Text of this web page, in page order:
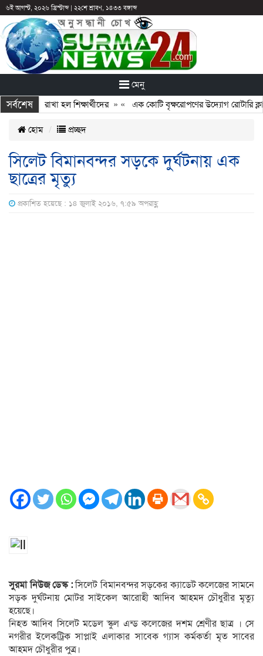
৬ই আগস্ট, ২০২৬ খ্রিস্টাব্দ| ২২শে শ্রাবণ, ১৪৩৩ বঙ্গাব্দ
মেনু
সর্বশেষ
আটকে রাখা হল শিক্ষার্থীদের» «এক কোটি বৃক্ষরোপণের উদ্যোগ রোটারি
হোম প্রচ্ছদ
সিলেট বিমানবন্দর সড়কে দুর্ঘটনায় এক
ছাত্রের মৃত্যু
প্রকাশিত হয়েছে : ১৪ জুলাই ২০১৬, ৭:৫৯ অপরাহ্ণ
সুরমা নিউজ ডেস্ক :সিলেট বিমানবন্দর সড়কের ক্যাডেট কলেজের সামনে
সড়ক দুর্ঘটনায় মোটর সাইকেল আরোহী আদিব আহমদ চৌধুরীর মৃত্যু
হয়েছে।
নিহত আদিব সিলেট মডেল স্কুল এন্ড কলেজের দশম শ্রেণীর ছাত্র । সে
নগরীর ইলেকট্রিক সাপ্লাই এলাকার সাবেক গ্যাস কর্মকর্তা মৃত সাবের
আহমদ চৌধুরীর পুত্র।